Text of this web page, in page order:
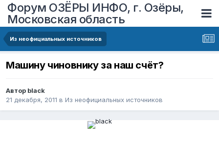
Форум ОЗЁРЫ ИНФО, г. Озёры,
Московская область
Из неофициальных источников
Машину чиновнику за наш счёт?
Автор black
21 декабря, 2011 в Из неофициальных источников